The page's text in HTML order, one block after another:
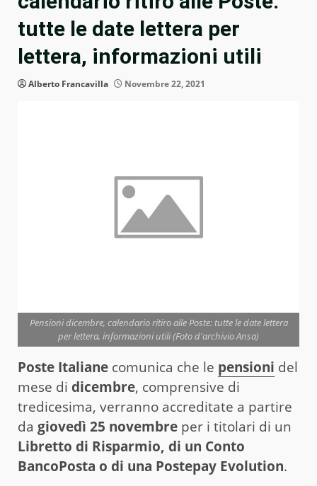
tutte le date lettera per
lettera, informazioni utili
Alberto Francavilla Novembre 22, 2021
Pensioni dicembre, calendario ritiro alle Poste: tutte le date lettera
per lettera, informazioni utili (Foto d'archivio Ansa)
Poste Italiane comunica che le pensioni del
mese di dicembre, comprensive di
tredicesima, verranno accreditate a partire
da giovedì 25 novembre per i titolari di un
Libretto di Risparmio, di un Conto
BancoPosta o di una Postepay Evolution.